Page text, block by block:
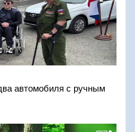
автомобиля с ручным